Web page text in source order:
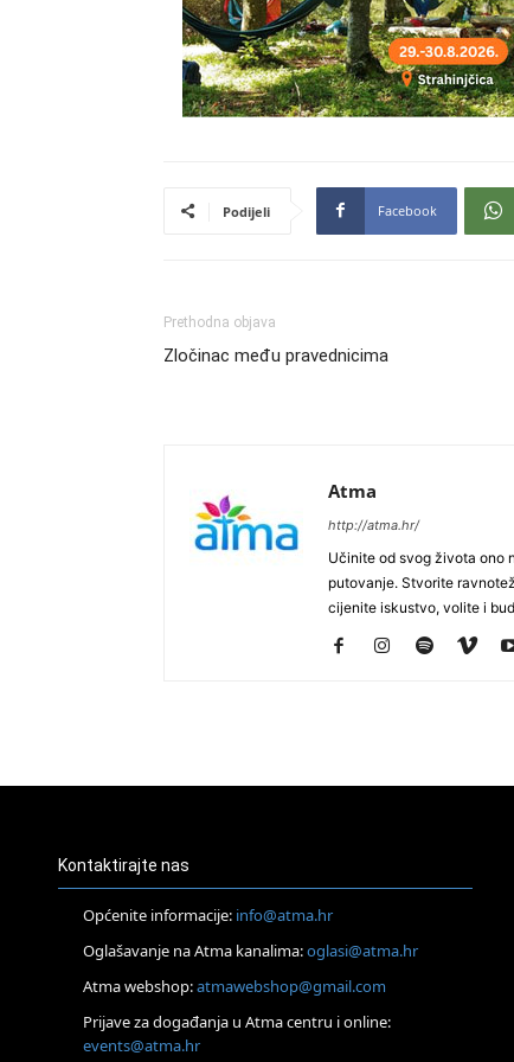
Podijeli Facebook
Prethodna objava
Zločinac među pravednicima
Atma
http://atma.hr/
Učinite od svog života ono
putovanje. Stvorite
cijenite iskustvo, volite i
Kontaktirajte nas
Općenite informacije: info@atma.hr
Oglašavanje na Atma kanalima:oglasi@atma.hr
Atma webshop:atmawebshop@gmail.com
Prijave za događanja u Atma centru i online:
events@atma.hr